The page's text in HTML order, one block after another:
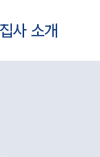
사 소개